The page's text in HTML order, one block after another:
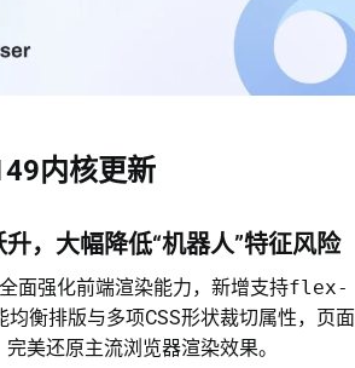
内核更新
，大幅降低“机器人”特征风险
面强化前端渲染能力，新增支持flex-
均衡排版与多项CSS形状裁切属性，页面
美还原主流浏览器渲染效果。